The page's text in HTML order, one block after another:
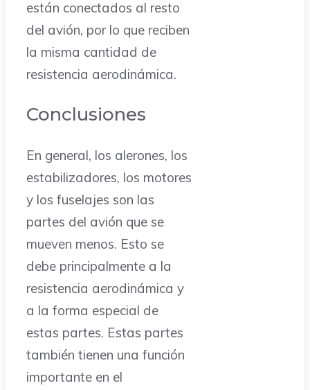
están conectados al resto
del avión, por lo que reciben
la misma cantidad de
resistencia aerodinámica.
Conclusiones
En general, los alerones, los
estabilizadores, los motores
y los fuselajes son las
partes del avión que se
mueven menos. Esto se
debe principalmente a la
resistencia aerodinámica y
a la forma especial de
estas partes. Estas partes
también tienen una función
importante en el